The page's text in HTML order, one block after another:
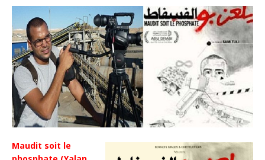
Maudit soit le